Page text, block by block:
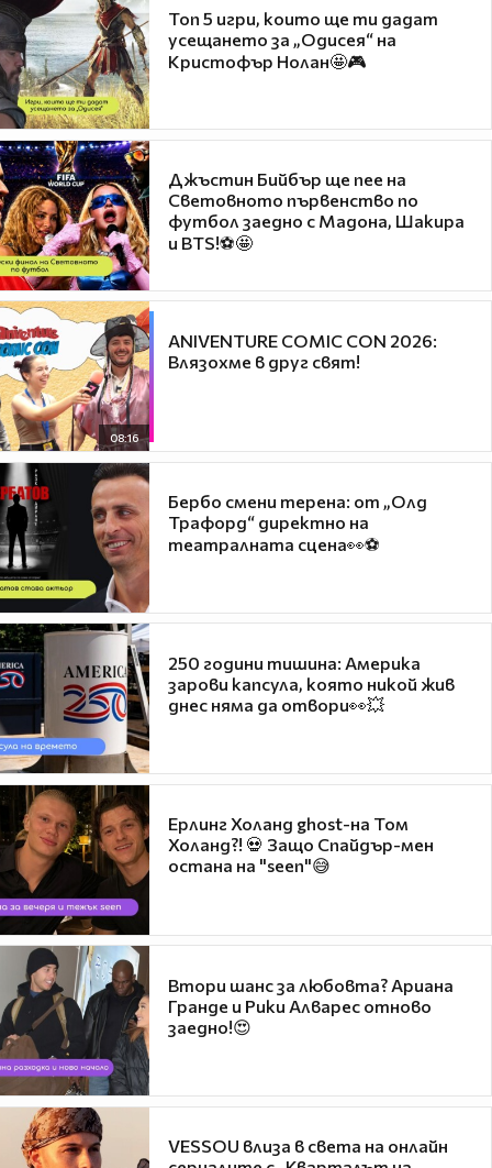
Топ 5 игри, които ще ти дадат
усещането за „Одисея“ на
Кристофър Нолан🤩🎮
Джъстин Бийбър ще пее на
Световното първенство по
футбол заедно с Мадона, Шакира
и BTS!⚽🤩
08:16
ANIVENTURE COMIC CON 2026:
Влязохме в друг свят!
Бербо смени терена: от „Олд
Трафорд“ директно на
театралната сцена👀⚽
250 години тишина: Америка
зарови капсула, която никой жив
днес няма да отвори👀💥
Ерлинг Холанд ghost-на Том
Холанд?! 💀 Защо Спайдър-мен
остана на "seen"😅
Втори шанс за любовта? Ариана
Гранде и Рики Алварес отново
заедно!😍
VESSOU влиза в света на онлайн